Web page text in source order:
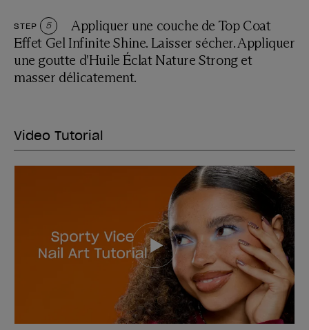
STEP 5
Appliquer une couche de Top Coat
Effet Gel Infinite Shine. Laisser sécher. Appliquer
une goutte d'Huile Éclat Nature Strong et
masser délicatement.
Video Tutorial